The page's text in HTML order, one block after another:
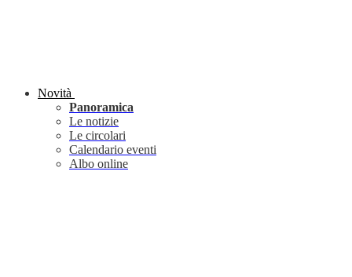
Novità
Panoramica
Le notizie
Le circolari
Calendario eventi
Albo online